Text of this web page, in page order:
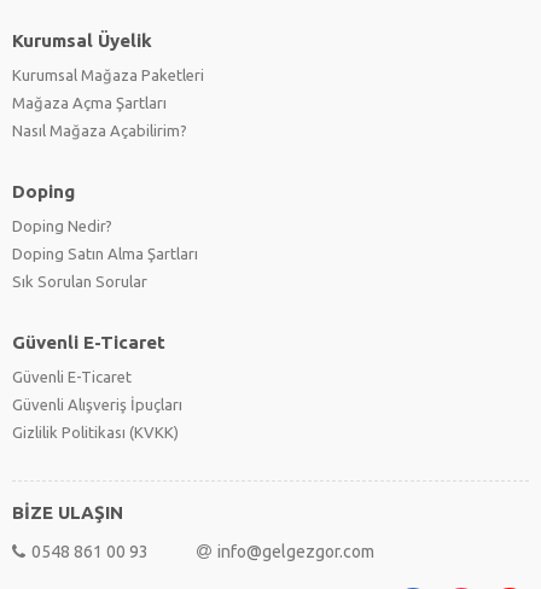
Kurumsal Üyelik
Kurumsal Mağaza Paketleri
Mağaza Açma Şartları
Nasıl Mağaza Açabilirim?
Doping
Doping Nedir?
Doping Satın Alma Şartları
Sık Sorulan Sorular
Güvenli E-Ticaret
Güvenli E-Ticaret
Güvenli Alışveriş İpuçları
Gizlilik Politikası (KVKK)
BİZE ULAŞIN
0548 861 00 93 info@gelgezgor.com